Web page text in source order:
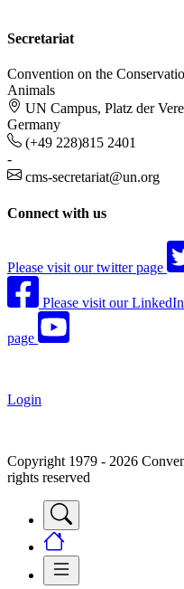
Secretariat
Convention on the
Animals
UN Campus, Platz der
Germany
(+49 228)815 2401
-
cms-secretariat@un.org
Connect with us
Please visit our twitter page
Please visit our
page
Login
Copyright 1979 - 2026
rights reserved